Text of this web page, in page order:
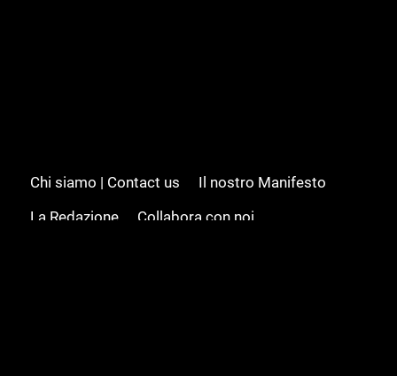
Chi siamo | Contact us
Il nostro Manifesto
La Redazione
Collabora con noi